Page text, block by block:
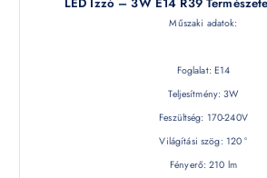
Műszaki adatok:
Foglalat: E14
Teljesítmény: 3W
Feszültség: 170-240V
Világítási szög: 120 °
Fényerő: 210 lm